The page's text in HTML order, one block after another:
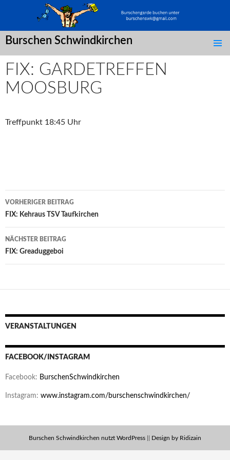
Burschen Schwindkirchen
ZUM
INHALT
FIX: GARDETREFFEN
MOOSBURG
Treffpunkt 18:45 Uhr
Post
navigation
VORHERIGER BEITRAG
FIX: Kehraus TSV Taufkirchen
NÄCHSTER BEITRAG
FIX: Greaduggeboi
VERANSTALTUNGEN
FACEBOOK/INSTAGRAM
Facebook: BurschenSchwindkirchen
Instagram: www.instagram.com/burschenschwindkirchen/
Burschen Schwindkirchen nutzt WordPress Design by Ridizain